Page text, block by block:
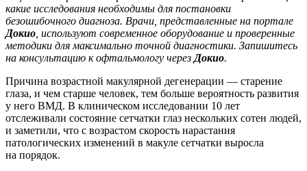
какие исследования необходимы для постановки
безошибочного диагноза. Врачи, представленные на портале
Докио , используют современное оборудование и проверенные
методики для максимально точной диагностики. Запишитесь
на консультацию к офтальмологу через Докио.
Причина возрастной макулярной дегенерации — старение
глаза, и чем старше человек, тем больше вероятность развития
у него ВМД. В клиническом исследовании 10 лет
отслеживали состояние сетчатки глаз нескольких сотен людей,
и заметили, что с возрастом скорость нарастания
патологических изменений в макуле сетчатки выросла
на порядок.